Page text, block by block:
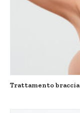
Trattamento braccia